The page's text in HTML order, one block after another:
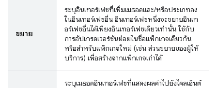
ขยาย
ระบุอินเทอร์เฟซที่เพิ่มเมธอดและ/หรือประเภทลง
ในอินเทอร์เฟซอื่น อินเทอร์เฟซหนึ่งจะขยายอินเท
อร์เฟซอื่นได้เพียงอินเทอร์เฟซเดียวเท่านั้น ใช้กับ
การอัปเกรดเวอร์ชันย่อยในชื่อแพ็กเกจเดียวกัน
หรือสำหรับแพ็กเกจใหม่ (เช่น ส่วนขยายของผู้ให้
บริการ) เพื่อสร้างจากแพ็กเกจเก่าได้
ระบุเมธอดอินเทอร์เฟซที่แสดงผลค่าไปยังไคลเอ็นต์